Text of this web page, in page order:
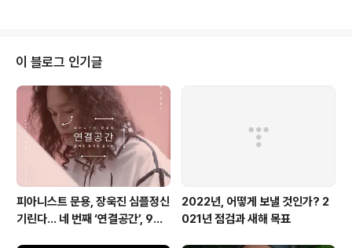
기 바랍니다.댓글과 좋아요는 커다란 힘이 됩니다 :) 팟티:
https://www.podty.me/episode/14229929팟빵:
http://www.podbbang.com/ch/7604?e=225683
이 블로그 인기글
피아니스트 문용, 장욱진 심플정신
기린다… 네 번째 ‘연결공간’, 9월
2022년, 어떻게 보낼 것인가? 2
021년 점검과 새해 목표